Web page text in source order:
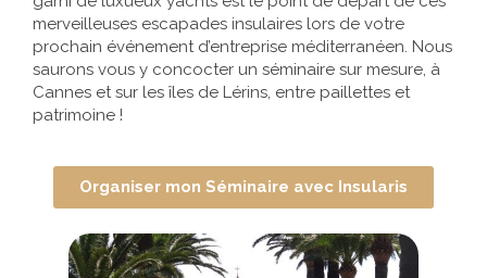
merveilleuses escapades insulaires lors de votre
prochain événement d’entreprise méditerranéen. Nous
saurons vous y concocter un séminaire sur mesure, à
Cannes et sur les îles de Lérins, entre paillettes et
patrimoine !
Organiser mon Séminaire avec Insularis